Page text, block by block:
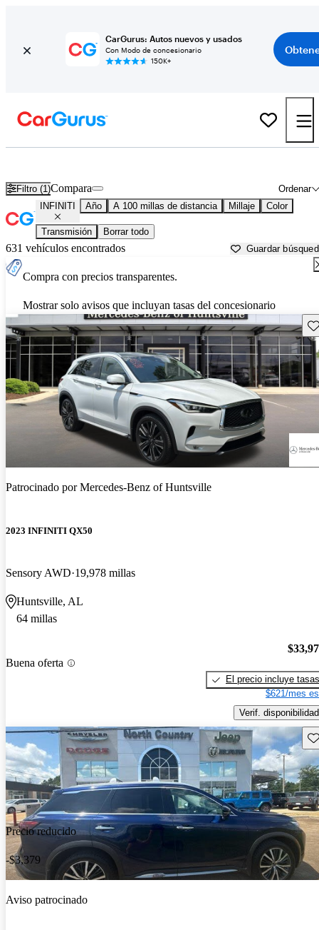
CarGurus: Autos nuevos y usados
Con Modo de concesionario
150K+
Filtro (1) Ordenar
Compara
INFINITI Año A 100 millas de distancia Millaje Color
Transmisión Borrar todo
631 vehículos encontrados Guardar
Compra con precios transparentes.
Mostrar solo avisos que incluyan tasas del concesionario
Patrocinado porMercedes-Benz of Huntsville
2023 INFINITI QX50
Sensory AWD 19,978 millas
Huntsville, AL
64 millas
Buena oferta
El precio incluye tasas
$621/mes
Verif. disponibilidad
Precio reducido
-$3,379
Aviso patrocinado